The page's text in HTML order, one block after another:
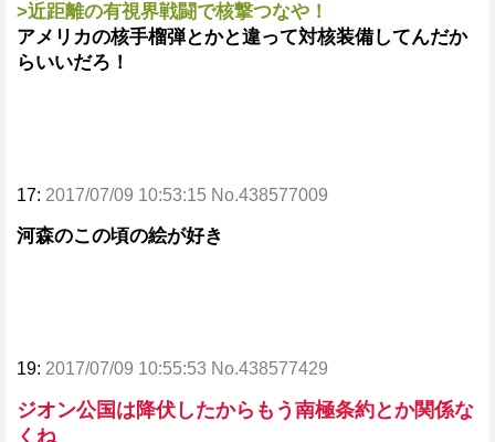
>近距離の有視界戦闘で核撃つなや！
アメリカの核手榴弾とかと違って対核装備してんだか
らいいだろ！
17: 2017/07/09 10:53:15 No.438577009
河森のこの頃の絵が好き
19: 2017/07/09 10:55:53 No.438577429
ジオン公国は降伏したからもう南極条約とか関係な
くね